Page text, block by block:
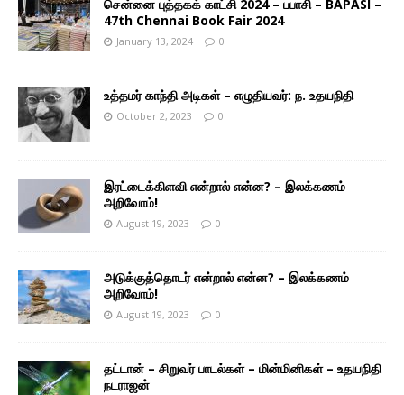
சென்னை புத்தகக் காட்சி 2024 – பபாசி – BAPASI –
47th Chennai Book Fair 2024
January 13, 2024 0
உத்தமர் காந்தி அடிகள் – எழுதியவர்: ந. உதயநிதி
October 2, 2023 0
இரட்டைக்கிளவி என்றால் என்ன? – இலக்கணம்
அறிவோம்!
August 19, 2023 0
அடுக்குத்தொடர் என்றால் என்ன? – இலக்கணம்
அறிவோம்!
August 19, 2023 0
தட்டான் – சிறுவர் பாடல்கள் – மின்மினிகள் – உதயநிதி
நடராஜன்